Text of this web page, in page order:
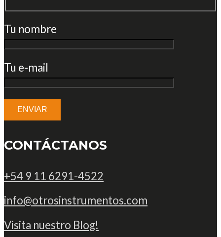
Tu nombre
Tu e-mail
CONTÁCTANOS
+54 9 11 6291-4522
info@otrosinstrumentos.com
Visita nuestro Blog!